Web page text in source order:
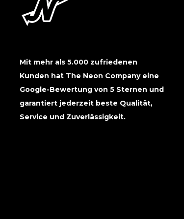
Mit mehr als 5.000 zufriedenen
Kunden hat The Neon Company eine
Google-Bewertung von 5 Sternen und
garantiert jederzeit beste Qualität,
Service und Zuverlässigkeit.